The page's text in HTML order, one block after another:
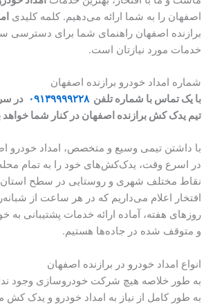
اصفهان را به شما ارائه می‌دهیم. کلمه کلیدی
برازنده اصفهان راهنمای شما برای دسترسی
خدمات مورد نیازتان است.
شماره امداد خودرو برازنده اصفهان
با یک تماس با شماره تلفن ۰۹۱۳۹۹۹۹۲۲۸ در
تیم یدک کش برازنده اصفهان در کنار شما خواهد
با داشتن تیمی وسیع و متخصص، امداد خودرو
در اسرع وقت، یدک‌کش‌های خود را به تمام
نقاط مختلف شهری و روستایی در سطح استان
افتخار اعلام می‌داریم که در هر ساعت از
روزهای هفته، آماده ارائه خدمات پشتیبانی به
و متوقف شده در جاده‌ها هستیم.
انواع امداد خودرو در برازنده اصفهان
به طور خلاصه هیچ شرکت خودروسازی وجود
به طور کامل از نیاز به امداد خودرو و یدک